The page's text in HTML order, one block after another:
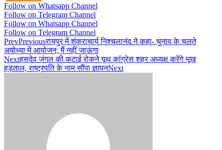
Follow on Whatsapp Channel
Follow on Telegram Channel
Follow on Whatsapp Channel
Follow on Telegram Channel
PrevPreviousरायपुर में शंकराचार्य निश्चलानंद ने कहा- चुनाव के चलते
अयोध्या में आयोजन; मैं नहीं जाऊंगा
Nextहसदेव जंगल की कटाई रोकने यूथ कांग्रेस शहर अध्यक्ष करेंगे भूख
हड़ताल, राष्ट्रपति के नाम सौंपा ज्ञापनNext